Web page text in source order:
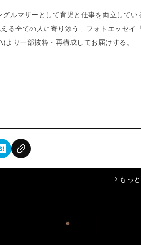
ルマザーとして育児と仕事を両立して
る全ての人に寄り添う、フォトエッセイ
より一部抜粋・再構成してお届けする。
arrow_forward_ios もっ